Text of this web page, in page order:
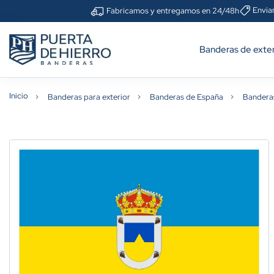
Fabricamos y entregamos en 24/48h
Banderas de
Inicio Banderas para exterior Banderas de España